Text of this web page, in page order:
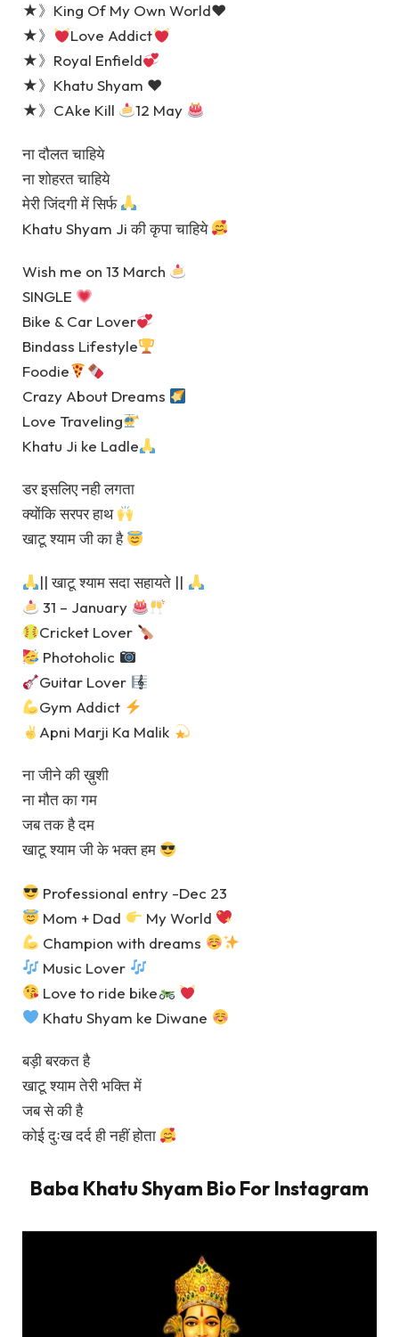
★》King Of My Own World♥
★》
Love Addict
★》Royal Enfield
★》Khatu Shyam ♥
★》CAke Kill
12 May
ना दौलत चाहिये
ना शोहरत चाहिये
मेरी जिंदगी में सिर्फ
Khatu Shyam Ji की कृपा चाहिये
Wish me on 13 March
SINGLE
Bike & Car Lover
Bindass Lifestyle
Foodie
Crazy About Dreams
Love Traveling
Khatu Ji ke Ladle
डर इसलिए नही लगता
क्योंकि सरपर हाथ
खाटू श्याम जी का है
|| खाटू श्याम सदा सहायते ||
31 – January
Cricket Lover
Photoholic
Guitar Lover
Gym Addict
Apni Marji Ka Malik
ना जीने की ख़ुशी
ना मौत का गम
जब तक है दम
खाटू श्याम जी के भक्त हम
Professional entry -Dec 23
Mom + Dad
My World
Champion with dreams
Music Lover
Love to ride bike
Khatu Shyam ke Diwane
बड़ी बरकत है
खाटू श्याम तेरी भक्ति में
जब से की है
कोई दुःख दर्द ही नहीं होता
Baba Khatu Shyam Bio For Instagram